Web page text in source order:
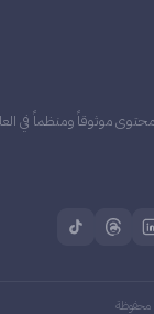
موثوقاً ومنظماً في